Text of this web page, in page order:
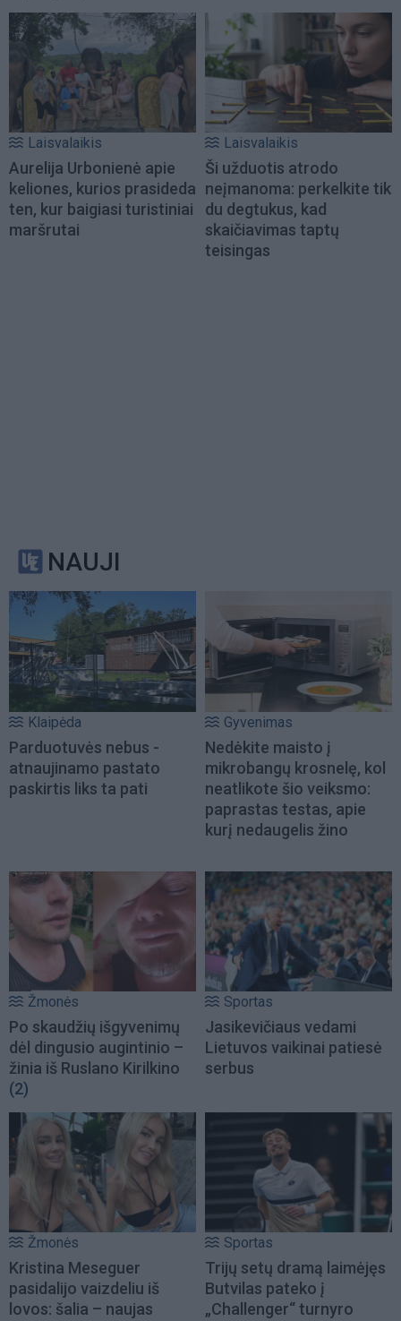
Laisvalaikis
Aurelija Urbonienė apie
keliones, kurios prasideda
ten, kur baigiasi turistiniai
maršrutai
Laisvalaikis
Ši užduotis atrodo
neįmanoma: perkelkite tik
du degtukus, kad
skaičiavimas taptų
teisingas
NAUJI
Klaipėda
Parduotuvės nebus -
atnaujinamo pastato
paskirtis liks ta pati
Gyvenimas
Nedėkite maisto į
mikrobangų krosnelę, kol
neatlikote šio veiksmo:
paprastas testas, apie
kurį nedaugelis žino
Žmonės
Po skaudžių išgyvenimų
dėl dingusio augintinio –
žinia iš Ruslano Kirilkino
(2)
Sportas
Jasikevičiaus vedami
Lietuvos vaikinai patiesė
serbus
Žmonės
Kristina Meseguer
pasidalijo vaizdeliu iš
lovos: šalia – naujas
Sportas
Trijų setų dramą laimėjęs
Butvilas pateko į
„Challenger“ turnyro